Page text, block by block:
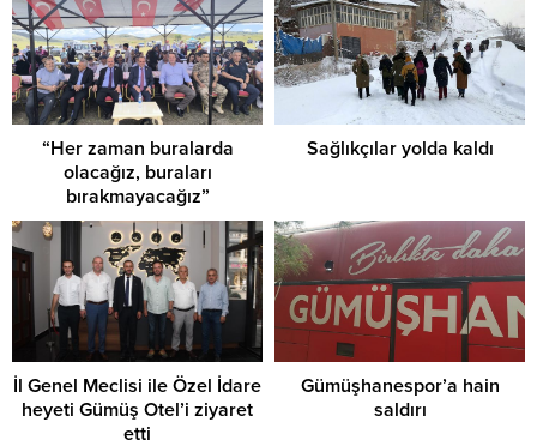
“Her zaman buralarda
olacağız, buraları
bırakmayacağız”
Sağlıkçılar yolda kaldı
İl Genel Meclisi ile Özel İdare
heyeti Gümüş Otel’i ziyaret
etti
Gümüşhanespor’a hain
saldırı